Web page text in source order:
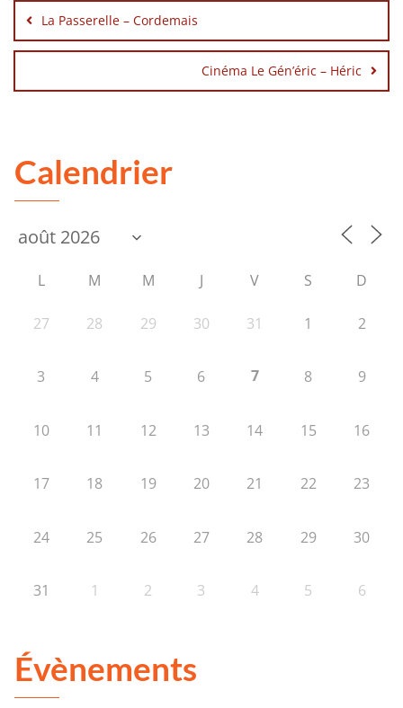
de
l’article
La Passerelle – Cordemais
Cinéma Le Gén’éric – Héric
Calendrier
L M M J V S D
27 28 29 30 31 1 2
3 4 5 6 7 8 9
10 11 12 13 14 15 16
17 18 19 20 21 22 23
24 25 26 27 28 29 30
31 1 2 3 4 5 6
Évènements